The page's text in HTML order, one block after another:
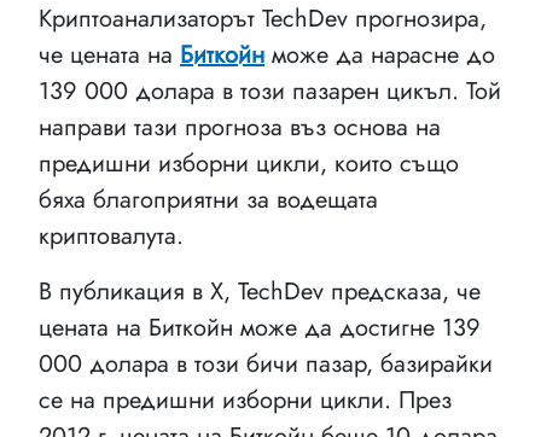
Криптоанализаторът TechDev прогнозира,
че цената на Биткойн може да нарасне до
139 000 долара в този пазарен цикъл. Той
направи тази прогноза въз основа на
предишни изборни цикли, които също
бяха благоприятни за водещата
криптовалута.
В публикация в X, TechDev предсказа, че
цената на Биткойн може да достигне 139
000 долара в този бичи пазар, базирайки
се на предишни изборни цикли. През